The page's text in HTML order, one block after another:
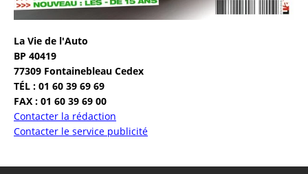
La Vie de l'Auto
BP 40419
77309 Fontainebleau Cedex
TÉL : 01 60 39 69 69
FAX : 01 60 39 69 00
Contacter la rédaction
Contacter le service publicité